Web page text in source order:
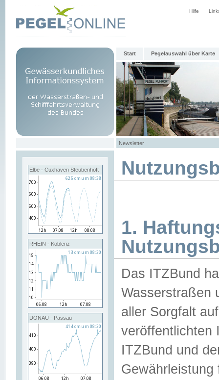
Hilfe
Start Pegelauswahl über Karte
Newsletter
Elbe - Cuxhaven Steubenhöft
RHEIN - Koblenz
DONAU - Passau
1.
Das ITZBund
Wasserstraßen
aller Sorgfalt
veröffentlichten
ITZBund und